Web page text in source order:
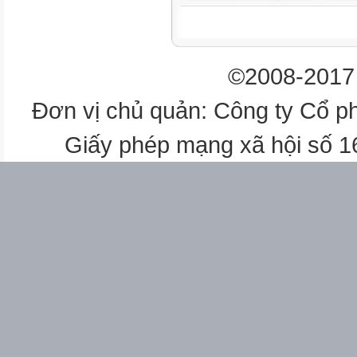
Chiều T. Anh
T. Việt
©2008-
Đơn vị chủ quản: Công ty Cổ
Giấy phép mạng xã hội số